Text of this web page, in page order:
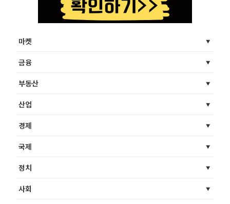
마켓
금융
부동산
산업
경제
국제
정치
사회